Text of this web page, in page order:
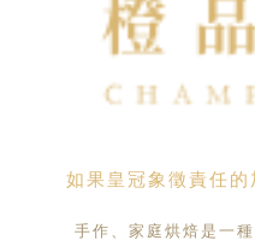
如果皇冠象徵責任
手作、家庭烘焙是一種